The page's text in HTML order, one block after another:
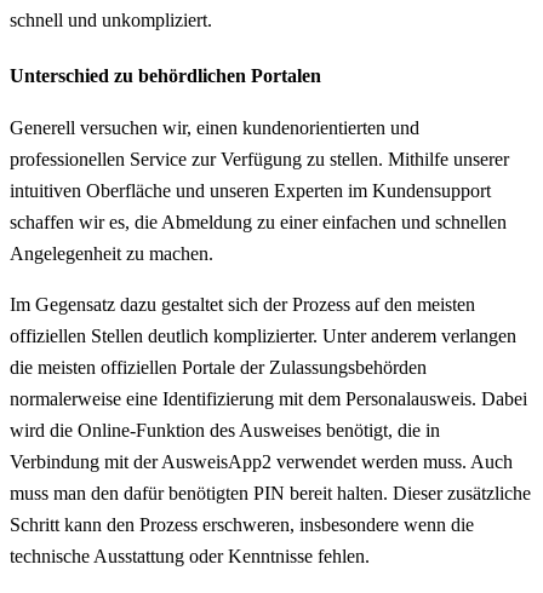
schnell und unkompliziert.
Unterschied zu behördlichen Portalen
Generell versuchen wir, einen kundenorientierten und
professionellen Service zur Verfügung zu stellen. Mithilfe unserer
intuitiven Oberfläche und unseren Experten im Kundensupport
schaffen wir es, die Abmeldung zu einer einfachen und schnellen
Angelegenheit zu machen.
Im Gegensatz dazu gestaltet sich der Prozess auf den meisten
offiziellen Stellen deutlich komplizierter. Unter anderem verlangen
die meisten offiziellen Portale der Zulassungsbehörden
normalerweise eine Identifizierung mit dem Personalausweis. Dabei
wird die Online-Funktion des Ausweises benötigt, die in
Verbindung mit der AusweisApp2 verwendet werden muss. Auch
muss man den dafür benötigten PIN bereit halten. Dieser zusätzliche
Schritt kann den Prozess erschweren, insbesondere wenn die
technische Ausstattung oder Kenntnisse fehlen.